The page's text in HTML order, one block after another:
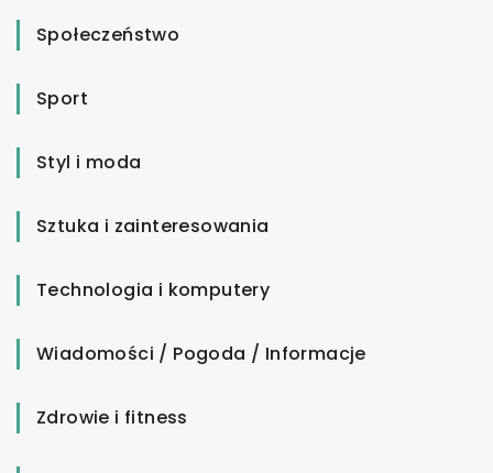
Społeczeństwo
Sport
Styl i moda
Sztuka i zainteresowania
Technologia i komputery
Wiadomości / Pogoda / Informacje
Zdrowie i fitness